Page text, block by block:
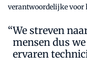
verantwoordelijke voor
We streven
mensen dus
ervaren